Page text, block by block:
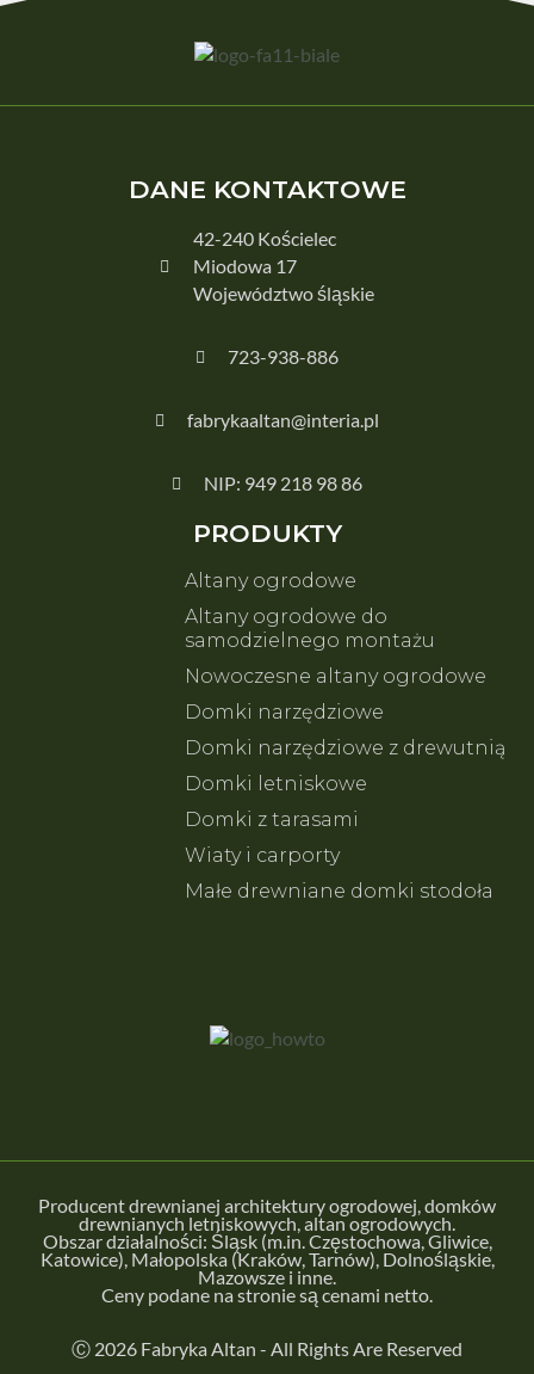
DANE KONTAKTOWE
42-240 Kościelec
Miodowa 17
Województwo śląskie
723-938-886
fabrykaaltan@interia.pl
NIP: 949 218 98 86
PRODUKTY
Altany ogrodowe
Altany ogrodowe do
samodzielnego montażu
Nowoczesne altany ogrodowe
Domki narzędziowe
Domki narzędziowe z drewutnią
Domki letniskowe
Domki z tarasami
Wiaty i carporty
Małe drewniane domki stodoła
Producent drewnianej architektury ogrodowej, domków
drewnianych letniskowych, altan ogrodowych.
Obszar działalności: Śląsk (m.in.Częstochowa,Gliwice,
Katowice), Małopolska (Kraków,Tarnów), Dolnośląskie,
Mazowsze i inne.
Ceny podane na stronie są cenami netto.
Ⓒ 2026 Fabryka Altan - All Rights Are Reserved